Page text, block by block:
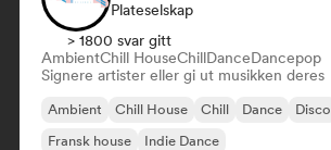
Plateselskap
> 1800 svar gitt
AmbientChill HouseChillDanceDancepop
Signere artister eller gi ut musikken deres
Ambient Chill House Chill Dance Disco
Fransk house
Indie Dance